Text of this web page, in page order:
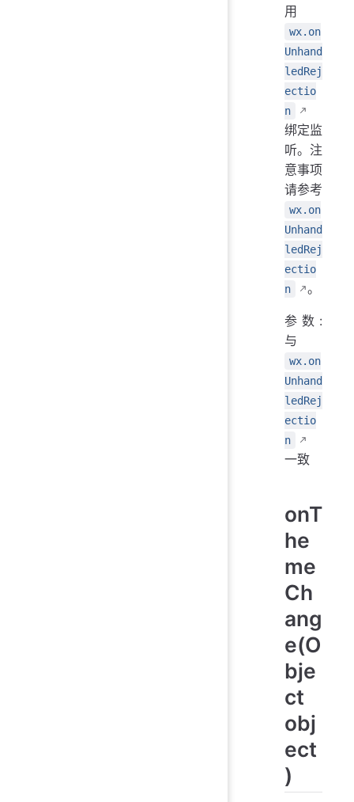
用
wx.on
Unhand
ledRej
ectio
n
绑定监
听。注
意事项
请参考
wx.on
Unhand
ledRej
ectio
n
。
参数:
与
wx.on
Unhand
ledRej
ectio
n
一致
onT
he
me
Ch
ang
e(O
bje
ct
obj
ect
)